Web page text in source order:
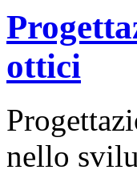
ottici
nello